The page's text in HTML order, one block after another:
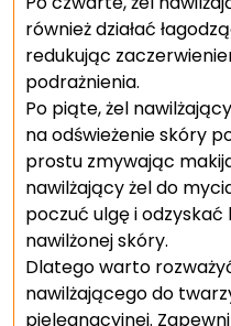
również działać
redukując
podrażnienia.
Po piąte, żel
na odświeżenie skóry
prostu zmywając
nawilżający żel do
poczuć ulgę i
nawilżonej skóry.
Dlatego warto
nawilżającego do
pielęgnacyjnej.